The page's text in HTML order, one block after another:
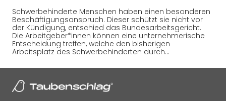
Schwerbehinderte Menschen haben einen besonderen
Beschäftigungsanspruch. Dieser schützt sie nicht vor
der Kündigung, entschied das Bundesarbeitsgericht.
Die Arbeitgeber*innen können eine unternehmerische
Entscheidung treffen, welche den bisherigen
Arbeitsplatz des Schwerbehinderten durch…